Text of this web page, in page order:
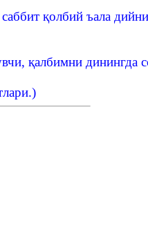
қолбий ъала
қалбимни динингда